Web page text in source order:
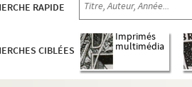
RAPIDE
CIBLÉES
Imprimés
multimédia